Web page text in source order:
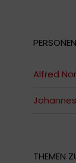
Alfred
THEMEN